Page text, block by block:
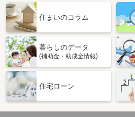
住まいのコラム
暮らしのデータ
(補助金・助成金情報)
住宅ローン